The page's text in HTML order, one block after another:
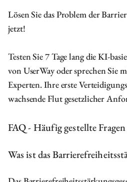
Lösen Sie das Problem der
jetzt!
Testen Sie 7 Tage lang die KI-
von UserWay oder sprechen Sie
Experten. Ihre erste
wachsende Flut gesetzlicher
FAQ - Häufig gestellte Fragen
Was ist das